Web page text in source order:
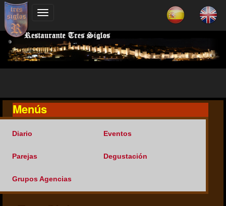
Menús
Diario Eventos
Parejas Degustación
Grupos Agencias